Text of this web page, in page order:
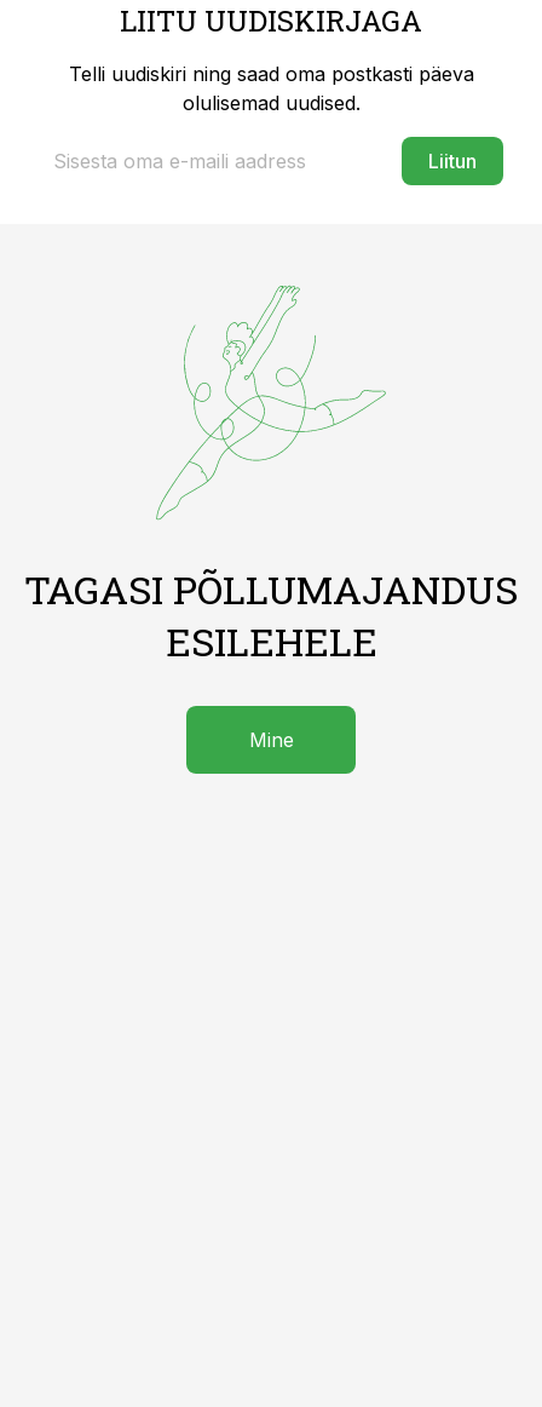
LIITU UUDISKIRJAGA
Telli uudiskiri ning saad oma postkasti päeva
olulisemad uudised.
Liitun
TAGASI PÕLLUMAJANDUS
ESILEHELE
Mine